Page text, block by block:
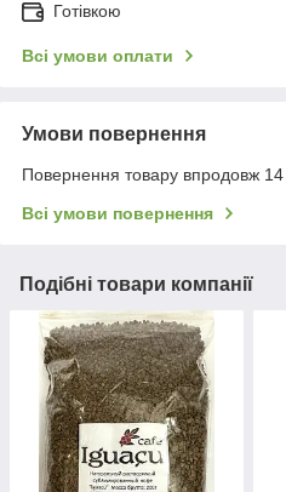
Готівкою
Всі умови оплати
Умови повернення
Повернення товару впродовж 14
Всі умови повернення
Подібні товари компанії